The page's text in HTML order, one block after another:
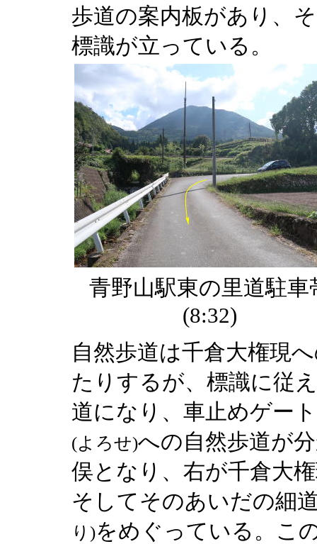
歩道の案内板があり、
標識が立っている。
青野山駅東の里道駐車
(8:32)
自然歩道は千倉大権現
たりするが、標識に従
道になり、車止めゲー
(よろせ)への自然歩道が
俣となり、右が千倉大
そしてそのあいだの細
り)をめぐっている。こ